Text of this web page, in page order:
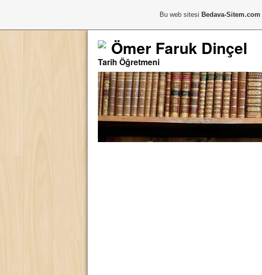
Ömer Faruk Dinçel
Tarih Öğretmeni
Bu web sitesi Bedava-Sitem.com